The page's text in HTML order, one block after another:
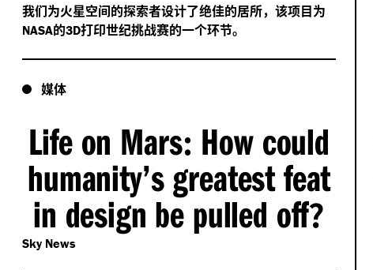
我们为火星空间的探索者设计了绝佳的居所，该项目为
NASA的3D打印世纪挑战赛的一个环节。
媒体
Life on Mars: How could
humanity’s greatest feat
in design be pulled off?
Sky News